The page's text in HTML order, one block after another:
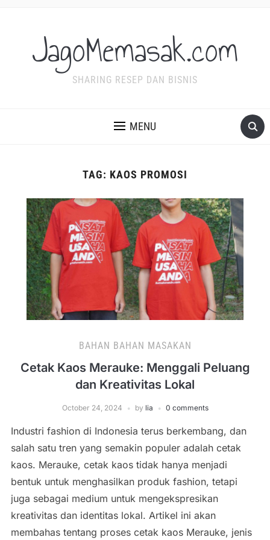
JagoMemasak.com
SHARING RESEP DAN BISNIS
MENU
TAG: KAOS PROMOSI
BAHAN BAHAN MASAKAN
Cetak Kaos Merauke: Menggali Peluang
dan Kreativitas Lokal
October 24, 2024 by lia 0 comments
Industri fashion di Indonesia terus berkembang, dan
salah satu tren yang semakin populer adalah cetak
kaos. Merauke, cetak kaos tidak hanya menjadi
bentuk untuk menghasilkan produk fashion, tetapi
juga sebagai medium untuk mengekspresikan
kreativitas dan identitas lokal. Artikel ini akan
membahas tentang proses cetak kaos Merauke, jenis